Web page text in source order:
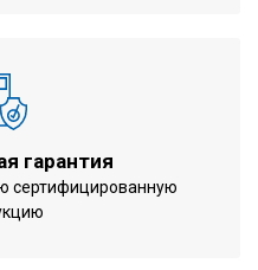
60 x 950 x
гарантия
сертифицированную